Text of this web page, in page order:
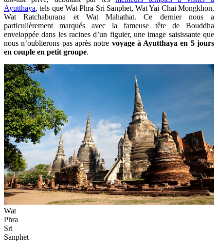
Ayutthaya, tels que Wat Phra Sri Sanphet, Wat Yai Chai Mongkhon,
Wat Ratchaburana et Wat Mahathat. Ce dernier nous a
particulièrement marqués avec la fameuse tête de Bouddha
enveloppée dans les racines d’un figuier, une image saisissante que
nous n’oublierons pas après notre voyage à Ayutthaya en 5 jours
en couple en petit groupe.
Wat
Phra
Sri
Sanphet